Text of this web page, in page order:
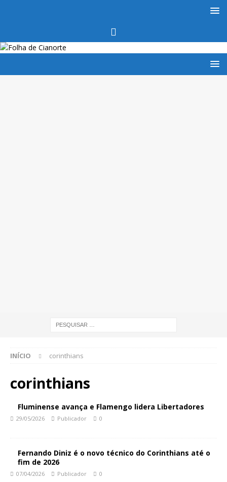
INÍCIO corinthians
corinthians
Fluminense avança e Flamengo lidera Libertadores
29/05/2026 Publicador 0
Fernando Diniz é o novo técnico do Corinthians até o
fim de 2026
07/04/2026 Publicador 0